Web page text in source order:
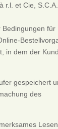
r.l. et Cie,
Bedingungen für
in dem der
gespeichert
des